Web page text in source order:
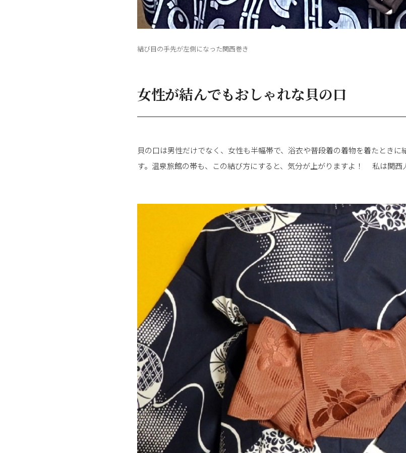
結び目の手先が左側になった関西巻き
女性が結んでもおしゃれな貝の口
貝の口は男性だけでなく、女性も半幅帯で、浴衣や普段着の着物を着たとき
す。温泉旅館の帯も、この結び方にすると、気分が上がりますよ！ 私は関西